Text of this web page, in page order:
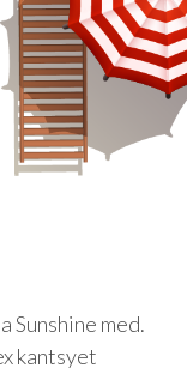
video
Sunshine med.
kantsyet